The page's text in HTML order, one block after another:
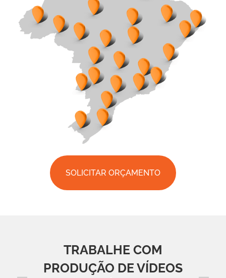
SOLICITAR ORÇAMENTO
TRABALHE COM
PRODUÇÃO DE VÍDEOS